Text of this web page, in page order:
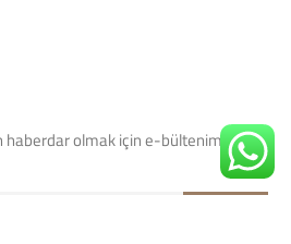
haberdar olmak için e-bültenimize